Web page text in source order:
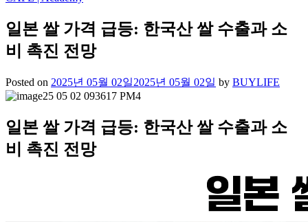
일본 쌀 가격 급등: 한국산 쌀 수출과 소
비 촉진 전망
Posted on 2025년 05월 02일2025년 05월 02일 by BUYLIFE
일본 쌀 가격 급등: 한국산 쌀 수출과 소
비 촉진 전망